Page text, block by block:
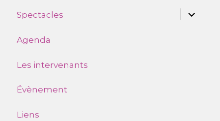
Spectacles
ouvrir
le
Agenda
Les intervenants
Évènement
Liens